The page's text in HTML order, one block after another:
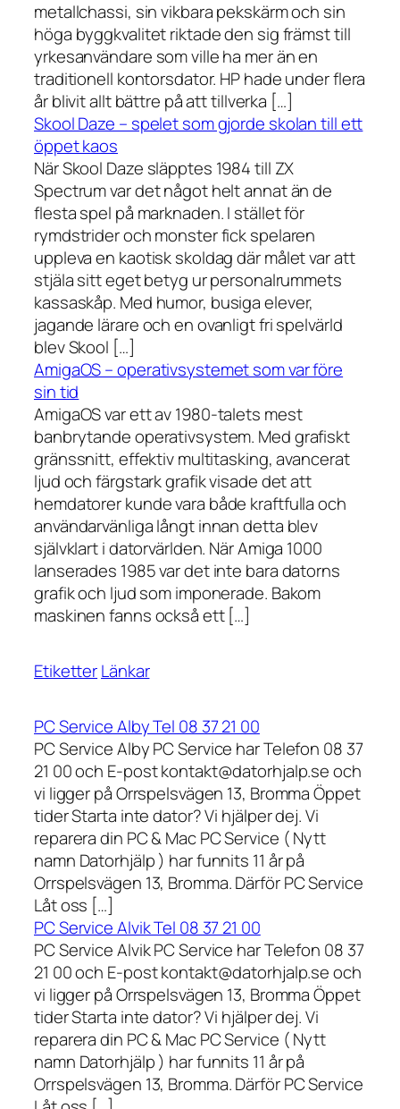
metallchassi, sin vikbara pekskärm och sin
höga byggkvalitet riktade den sig främst till
yrkesanvändare som ville ha mer än en
traditionell kontorsdator. HP hade under flera
år blivit allt bättre på att tillverka […]
Skool Daze – spelet som gjorde skolan till ett
öppet kaos
När Skool Daze släpptes 1984 till ZX
Spectrum var det något helt annat än de
flesta spel på marknaden. I stället för
rymdstrider och monster fick spelaren
uppleva en kaotisk skoldag där målet var att
stjäla sitt eget betyg ur personalrummets
kassaskåp. Med humor, busiga elever,
jagande lärare och en ovanligt fri spelvärld
blev Skool […]
AmigaOS – operativsystemet som var före
sin tid
AmigaOS var ett av 1980-talets mest
banbrytande operativsystem. Med grafiskt
gränssnitt, effektiv multitasking, avancerat
ljud och färgstark grafik visade det att
hemdatorer kunde vara både kraftfulla och
användarvänliga långt innan detta blev
självklart i datorvärlden. När Amiga 1000
lanserades 1985 var det inte bara datorns
grafik och ljud som imponerade. Bakom
maskinen fanns också ett […]
EtiketterLänkar
PC Service Alby Tel 08 37 21 00
PC Service Alby PC Service har Telefon 08 37
21 00 och E-post kontakt@datorhjalp.se och
vi ligger på Orrspelsvägen 13, Bromma Öppet
tider Starta inte dator? Vi hjälper dej. Vi
reparera din PC & Mac PC Service ( Nytt
namn Datorhjälp ) har funnits 11 år på
Orrspelsvägen 13, Bromma. Därför PC Service
Låt oss […]
PC Service Alvik Tel 08 37 21 00
PC Service Alvik PC Service har Telefon 08 37
21 00 och E-post kontakt@datorhjalp.se och
vi ligger på Orrspelsvägen 13, Bromma Öppet
tider Starta inte dator? Vi hjälper dej. Vi
reparera din PC & Mac PC Service ( Nytt
namn Datorhjälp ) har funnits 11 år på
Orrspelsvägen 13, Bromma. Därför PC Service